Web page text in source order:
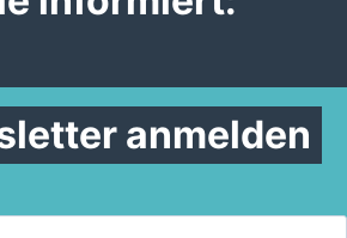
anmelden